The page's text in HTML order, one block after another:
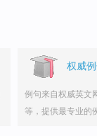
权威
例句来自权威英文
等，提供最专业的